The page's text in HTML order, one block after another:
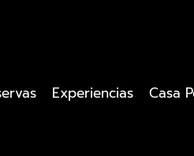
Experiencias Casa